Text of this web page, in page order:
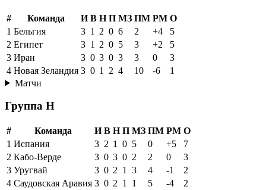
# Команда И В Н П МЗ ПМ РМ О
1 Бельгия 3 1 2 0 6 2 +4
5
2 Египет 3 1 2 0 5 3 +2
5
3 Иран 3 0 3 0 3 3 0
3
4 Новая Зеландия 3 0 1 2 4 10 -6
1
Матчи
Группа H
# Команда И В Н П МЗ ПМ РМ О
1 Испания 3 2 1 0 5 0 +5
7
2 Кабо-Верде 3 0 3 0 2 2 0
3
3 Уругвай 3 0 2 1 3 4 -1
2
4 Саудовская Аравия 3 0 2 1 1 5 -4
2